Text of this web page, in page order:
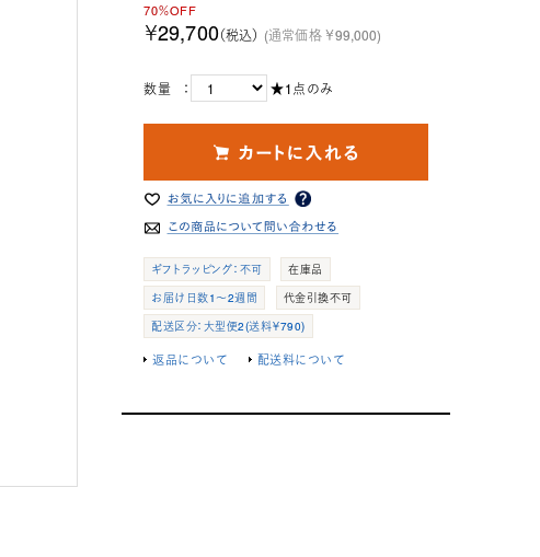
70％OFF
￥29,700（税込） (通常価格 ￥99,000)
数量 ： ★1点のみ
ギフトラッピング：不可
在庫品
お届け日数1～2週間
代金引換不可
配送区分：大型便2(送料￥790)
返品について 配送料について